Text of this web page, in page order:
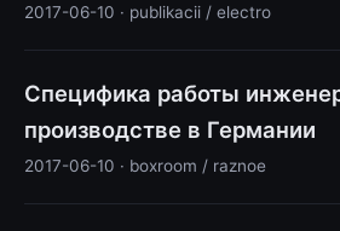
2017-06-10 · publikacii / electro
Специфика работы
производстве в Германии
2017-06-10 · boxroom / raznoe